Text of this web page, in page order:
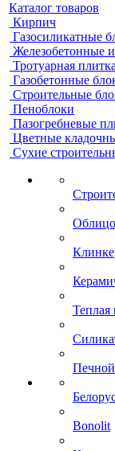
Каталог товаров
Кирпич
Газосиликатные
Железобетонные
Тротуарная плитка
Газобетонные
Строительные
Пеноблоки
Пазогребневые
Цветные
Сухие
Теплая
Bonolit